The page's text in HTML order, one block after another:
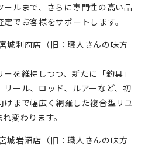
ルまで、さらに専門性の高い品
でお客様をサポートします。
城利府店（旧：職人さんの味方
を維持しつつ、新たに「釣具」
リール、ロッド、ルアーなど、初
けまで幅広く網羅した複合型リユ
変わります。
城岩沼店（旧：職人さんの味方